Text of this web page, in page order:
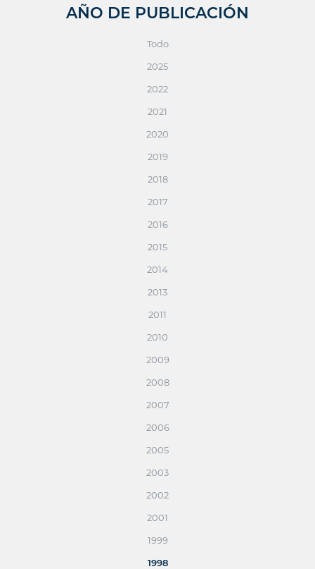
AÑO DE PUBLICACIÓN
Todo
2025
2022
2021
2020
2019
2018
2017
2016
2015
2014
2013
2011
2010
2009
2008
2007
2006
2005
2003
2002
2001
1999
1998